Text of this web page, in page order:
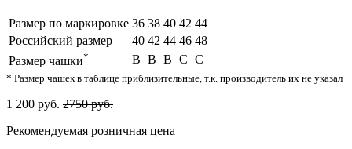
Размер по маркировке 36 38 40 42 44
Российский размер
40 42 44 46 48
Размер чашки* B B B C C
* Размер чашек в таблице приблизительные, т.к. производитель их не указал
1 200 руб. 2750 руб.
Рекомендуемая розничная цена